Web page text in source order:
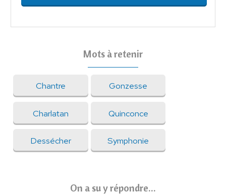
Mots à retenir
Chantre Gonzesse
Charlatan Quinconce
Dessécher Symphonie
On a su y répondre...